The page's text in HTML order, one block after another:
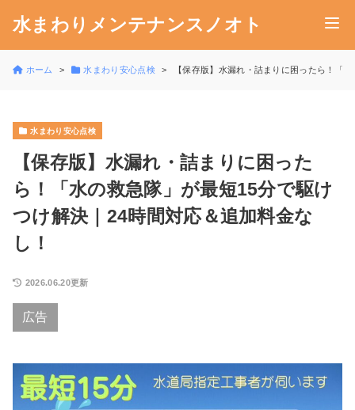
水まわりメンテナンスノオト
ホーム 水まわり安心点検 【保存版】水漏れ・詰まりに困ったら！「
水まわり安心点検
【保存版】水漏れ・詰まりに困った
ら！「水の救急隊」が最短15分で駆け
つけ解決｜24時間対応＆追加料金な
し！
2026.06.20更新
広告